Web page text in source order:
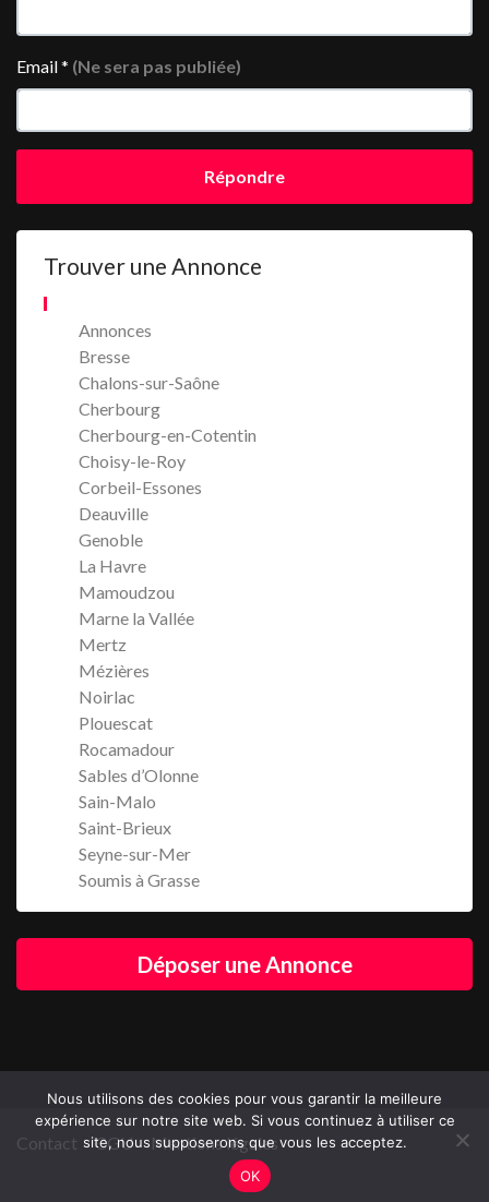
Email* (Ne sera pas publiée)
Répondre
Trouver une Annonce
Annonces
Bresse
Chalons-sur-Saône
Cherbourg
Cherbourg-en-Cotentin
Choisy-le-Roy
Corbeil-Essones
Deauville
Genoble
La Havre
Mamoudzou
Marne la Vallée
Mertz
Mézières
Noirlac
Plouescat
Rocamadour
Sables d’Olonne
Sain-Malo
Saint-Brieux
Seyne-sur-Mer
Soumis à Grasse
Déposer une Annonce
Contact CGU Mentions légales
Nous utilisons des cookies pour vous garantir la meilleure
expérience sur notre site web. Si vous continuez à utiliser ce
site, nous supposerons que vous les acceptez.
OK